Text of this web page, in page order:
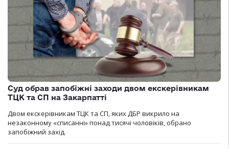
Суд обрав запобіжні заходи двом екскерівникам
ТЦК та СП на Закарпатті
Двом екскерівникам ТЦК та СП, яких ДБР викрило на
незаконному «списанні» понад тисячі чоловіків, обрано
запобіжний захід.